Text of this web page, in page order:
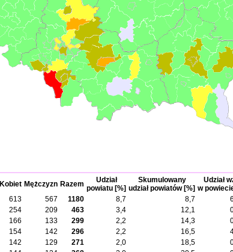
Kobiet Mężczyzn Razem
Udział
powiatu [%]
Skumulowany
udział powiatów [%]
Udział
w
613 567 1180 8,7 8,7
254 209 463 3,4 12,1
166 133 299 2,2 14,3
154 142 296 2,2 16,5
142 129 271 2,0 18,5